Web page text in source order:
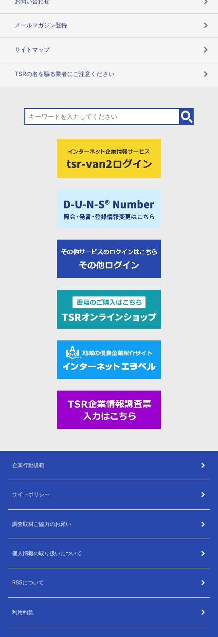
メールマガジン登録
サイトマップ
TSRの名を騙る業者にご注意ください
企業行動規範
サイトポリシー
調査取材ご協力のお願い
個人情報の取り扱いについて
RSSについて
利用約款